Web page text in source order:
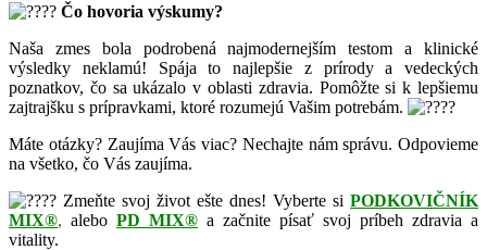
Čo hovoria výskumy?
Naša zmes bola podrobená najmodernejším testom a klinické
výsledky neklamú! Spája to najlepšie z prírody a vedeckých
poznatkov, čo sa ukázalo v oblasti zdravia. Pomôžte si k lepšiemu
zajtrajšku s prípravkami, ktoré rozumejú Vašim potrebám.
Máte otázky? Zaujíma Vás viac? Nechajte nám správu. Odpovieme
na všetko, čo Vás zaujíma.
Zmeňte svoj život ešte dnes! Vyberte si PODKOVIČNÍK
MIX®, alebo PD MIX® a začnite písať svoj príbeh zdravia a
vitality.